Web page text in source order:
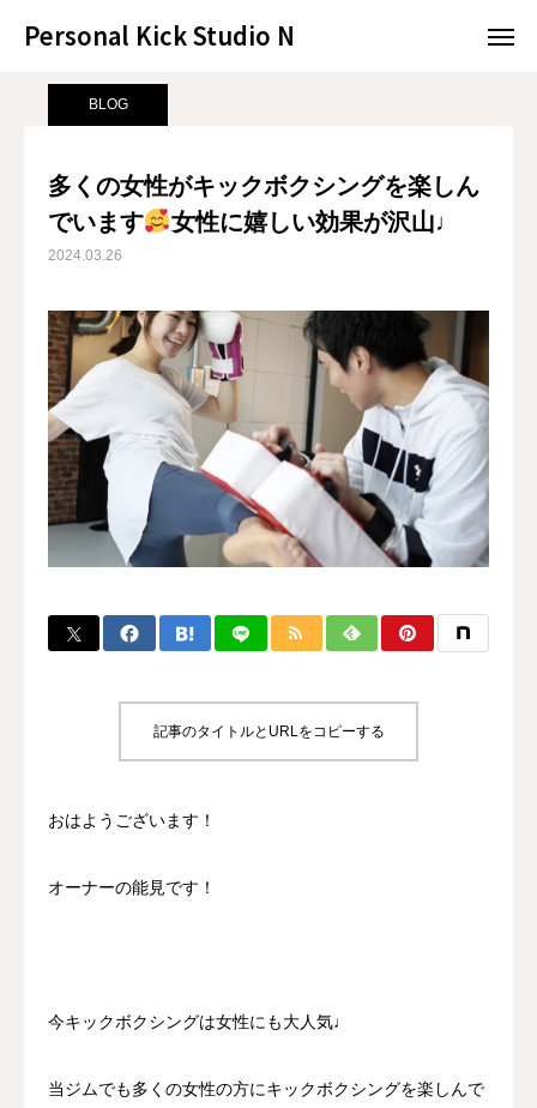
Personal Kick Studio N
サンプルページ BLOG 多くの女性がキックボクシングを楽しんでいます
BLOG
多くの女性がキックボクシングを楽しん
でいます
女性に嬉しい効果が沢山♩
2024.03.26
記事のタイトルとURLをコピーする
おはようございます！
オーナーの能見です！
今キックボクシングは女性にも大人気♩
当ジムでも多くの女性の方にキックボクシングを楽しんで
Personal Kick Studio N
BLOG CONTACT
RESERVATION
CONCEPT
MENU
ACCESS
CONTACT
MENBERSHIP